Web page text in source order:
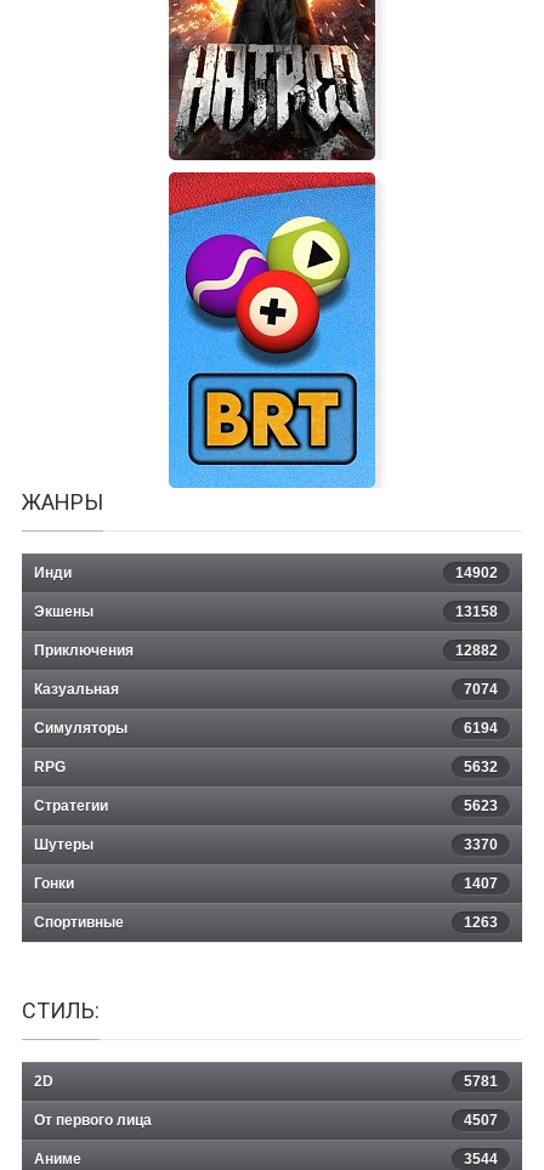
Lord of the click
Hatred
Billiards of the Round Table (BRT)
ЖАНРЫ
Инди 14902
Экшены 13158
Приключения 12882
Казуальная 7074
Симуляторы 6194
RPG 5632
Стратегии 5623
Шутеры 3370
Гонки 1407
Спортивные 1263
СТИЛЬ:
2D 5781
От первого лица 4507
Аниме 3544